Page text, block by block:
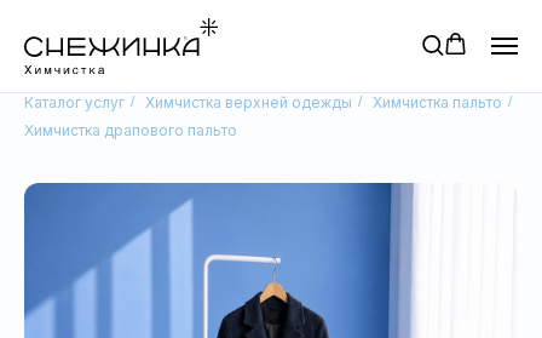
Каталог услуг / Химчистка верхней одежды / Химчистка пальто /
Химчистка драпового пальто